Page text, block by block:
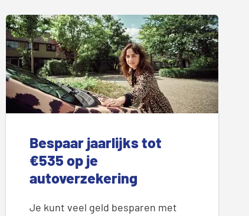
Bespaar jaarlijks tot
€535 op je
autoverzekering
Je kunt veel geld besparen met